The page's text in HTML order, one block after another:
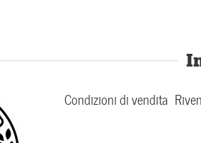
Condizioni di vendita